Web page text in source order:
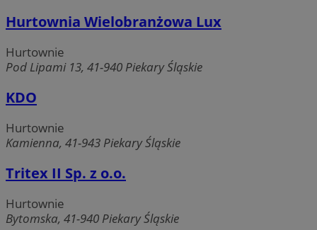
Hurtownia Wielobranżowa Lux
Hurtownie
Pod Lipami 13, 41-940 Piekary Śląskie
KDO
Hurtownie
Kamienna, 41-943 Piekary Śląskie
Tritex II Sp. z o.o.
Hurtownie
Bytomska, 41-940 Piekary Śląskie